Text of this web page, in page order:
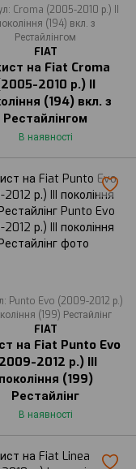
Croma (2005-2010 р.) II
(194) вкл. з
Рестайлінгом
FIAT
на Fiat Croma
2010 р.) II
(194) вкл. з
Рестайлінгом
В наявності
Punto Evo (2009-2012 р.)
(199) Рестайлінг
FIAT
на Fiat Punto Evo
2012 р.) III
покоління (199)
Рестайлінг
В наявності